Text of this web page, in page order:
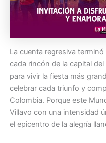
La cuenta regresiva
cada rincón de la capital
para vivir la fiesta más
celebrar cada triunfo y
Colombia. Porque este
Villavo con una intensidad
el epicentro de la alegría